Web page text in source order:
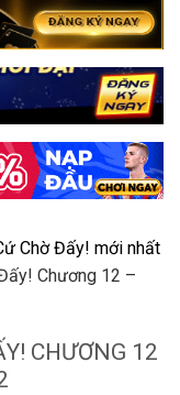
Chờ Đấy! mới nhất
Chương 12 –
CHƯƠNG 12